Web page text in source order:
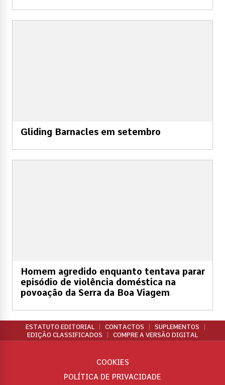
Gliding Barnacles em setembro
Homem agredido enquanto tentava parar
episódio de violência doméstica na
povoação da Serra da Boa Viagem
ESTATUTO EDITORIAL CONTACTOS
SUPLEMENTOS
EDIÇÃO CLASSIFICADOS
COMPRE A VERSÃO DIGITAL
COOKIES
POLÍTICA DE PRIVACIDADE